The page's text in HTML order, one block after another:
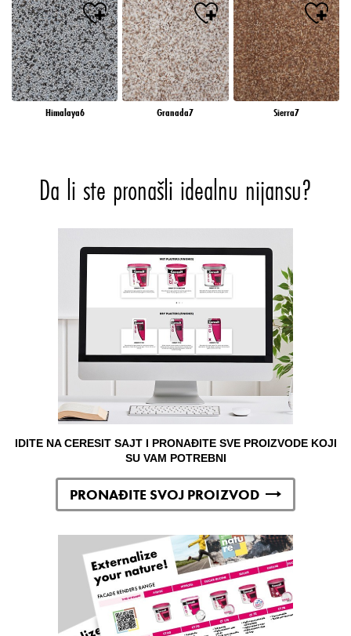
Himalaya6 Granada7 Sierra7
Da li ste pronašli idealnu nijansu?
IDITE NA CERESIT SAJT I PRONAĐITE SVE PROIZVODE KOJI
SU VAM POTREBNI
PRONAĐITE SVOJ PROIZVOD